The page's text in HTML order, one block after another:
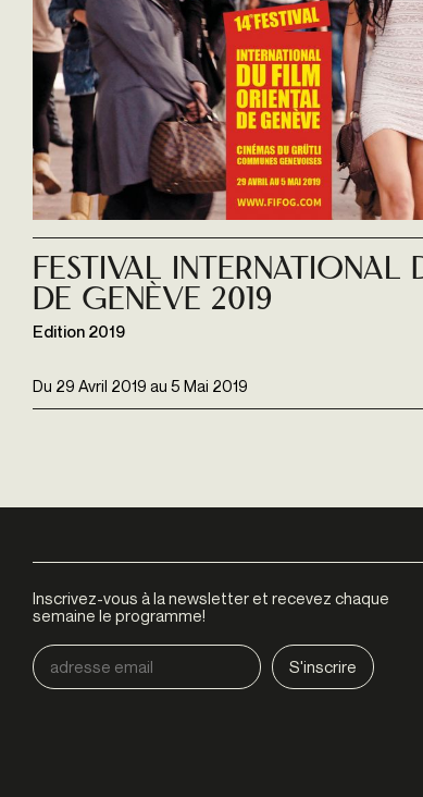
Du 29 Avril 2019 au 5 Mai 2019
Festival International
de Genève 2019
Edition 2019
Inscrivez-vous à la newsletter et recevez chaque
semaine le programme!